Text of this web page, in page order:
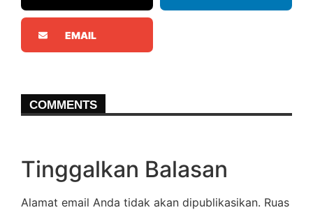
EMAIL
COMMENTS
Tinggalkan Balasan
Alamat email Anda tidak akan dipublikasikan. Ruas